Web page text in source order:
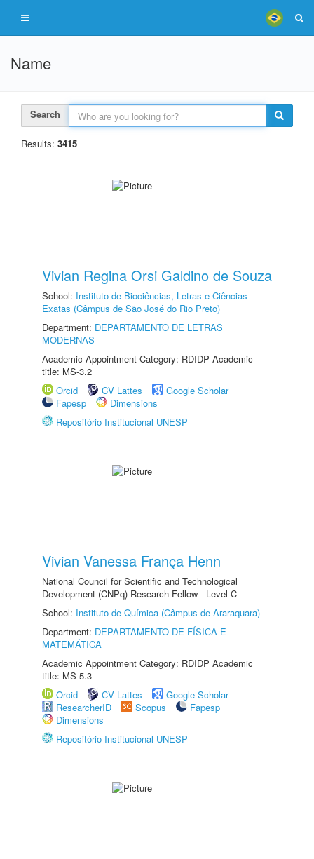
Name
Search
Results: 3415
Vivian Regina Orsi Galdino de Souza
School: Instituto de Biociências, Letras e Ciências
Exatas (Câmpus de São José do Rio Preto)
Department: DEPARTAMENTO DE LETRAS
MODERNAS
Academic Appointment Category: RDIDP Academic
title: MS-3.2
Orcid
CV Lattes
Google Scholar
Fapesp
Dimensions
Repositório Institucional UNESP
Vivian Vanessa França Henn
National Council for Scientific and Technological
Development (CNPq) Research Fellow - Level C
School: Instituto de Química (Câmpus de Araraquara)
Department: DEPARTAMENTO DE FÍSICA E
MATEMÁTICA
Academic Appointment Category: RDIDP Academic
title: MS-5.3
Orcid
CV Lattes
Google Scholar
ResearcherID
Scopus
Fapesp
Dimensions
Repositório Institucional UNESP